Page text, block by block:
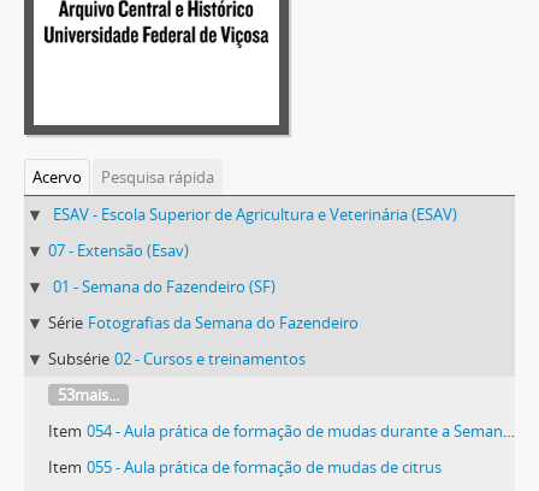
Acervo
Pesquisa rápida
ESAV - Escola Superior de Agricultura e Veterinária (ESAV)
07 - Extensão (Esav)
01 - Semana do Fazendeiro (SF)
Série Fotografias da Semana do Fazendeiro
Subsérie 02 - Cursos e treinamentos
53mais...
Item 054 - Aula prática de formação de mudas durante a Semana do Fazendeiro
Item 055 - Aula prática de formação de mudas de citrus